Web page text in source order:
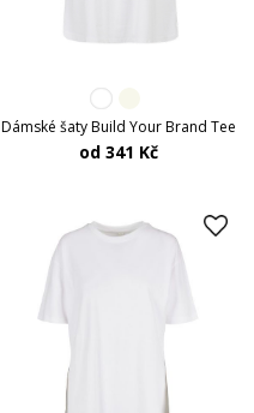
Dámské šaty Build Your Brand Tee
od 341 Kč